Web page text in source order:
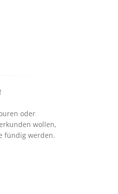
oder
wollen,
fündig werden.